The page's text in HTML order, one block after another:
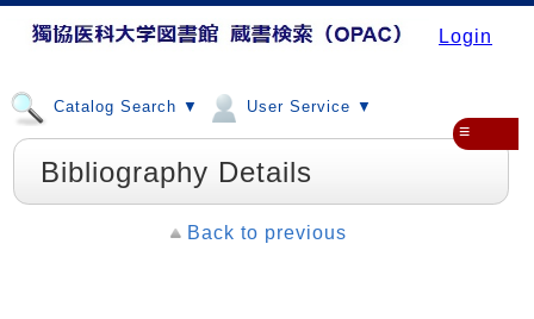
Login
Catalog Search ▼ User Service ▼
≡
Bibliography Details
Back to previous